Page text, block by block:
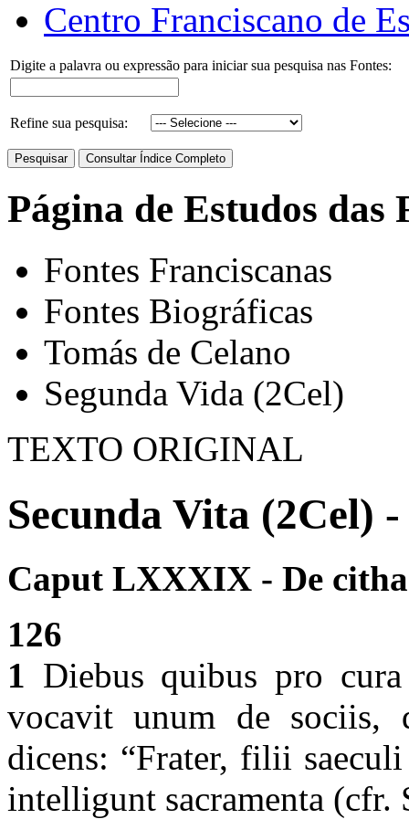
Centro Franciscano de
Digite a palavra ou expressão para iniciar sua pesquisa nas Fontes:
Refine sua pesquisa:
Página de Estudos das
Fontes Franciscanas
Fontes Biográficas
Tomás de Celano
Segunda Vida (2Cel)
TEXTO ORIGINAL
Secunda Vita (2Cel) -
Caput LXXXIX - De
126
1 Diebus quibus pro
vocavit unum de sociis,
dicens: “Frater, filii
intelligunt sacramenta (cfr.